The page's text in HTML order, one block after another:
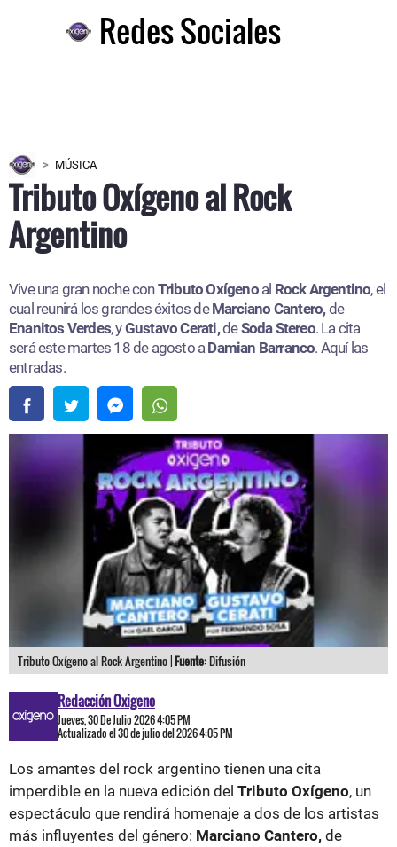
Redes Sociales
MÚSICA
Tributo Oxígeno al Rock
Argentino
Vive una gran noche conTributo Oxígenoal Rock Argentino, el
cual reunirá los grandes éxitos deMarciano Cantero,de
Enanitos Verdes, yGustavo Cerati,deSoda Stereo. La cita
será este martes 18 de agosto aDamian Barranco. Aquí las
entradas.​
Tributo Oxígeno al Rock Argentino |Fuente:Difusión
Redacción Oxigeno
Jueves, 30 De Julio 2026 4:05 PM
Actualizado el 30 de julio del 2026 4:05 PM
Los amantes del rock argentino tienen una cita
imperdible en la nueva edición del Tributo Oxígeno, un
espectáculo que rendirá homenaje a dos de los artistas
más influyentes del género: Marciano Cantero, de